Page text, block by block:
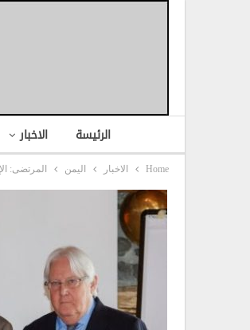
الرئيسة الاخبار
Home الاخبار اليمن المرتضى: